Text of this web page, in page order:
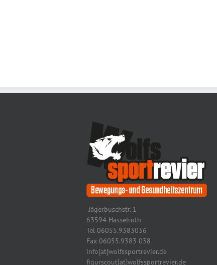
Jägerbuschstr. 1
63594 Hasselroth
Tel 06055.9383036
Fax 06055.9383 038
info[at]wolfssportrevier.de
figurscout[at]wolfssportrevier.de